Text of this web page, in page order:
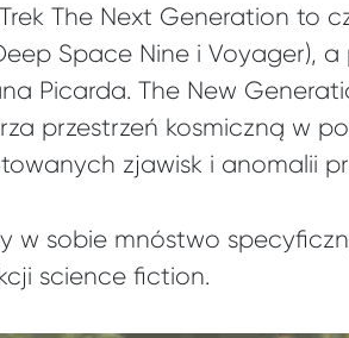
The Next Generation to
Space Nine i Voyager),
Picarda. The New
przestrzeń kosmiczną w
zjawisk i anomalii
w sobie mnóstwo
science fiction.